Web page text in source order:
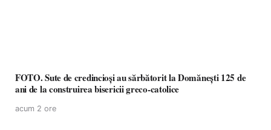
FOTO. Sute de credincioși au sărbătorit la Domănești 125 de
ani de la construirea bisericii greco-catolice
acum 2 ore